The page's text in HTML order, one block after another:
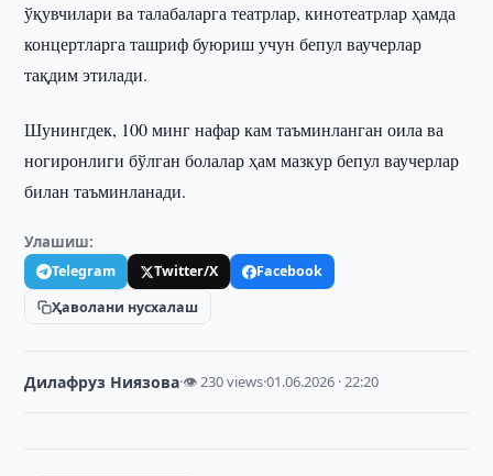
ўқувчилари ва талабаларга театрлар, кинотеатрлар ҳамда
концертларга ташриф буюриш учун бепул ваучерлар
тақдим этилади.
Шунингдек, 100 минг нафар кам таъминланган оила ва
ногиронлиги бўлган болалар ҳам мазкур бепул ваучерлар
билан таъминланади.
Улашиш:
Telegram Twitter/X
Facebook
Ҳаволани нусхалаш
Дилафруз Ниязова·👁 230 views·01.06.2026 · 22:20